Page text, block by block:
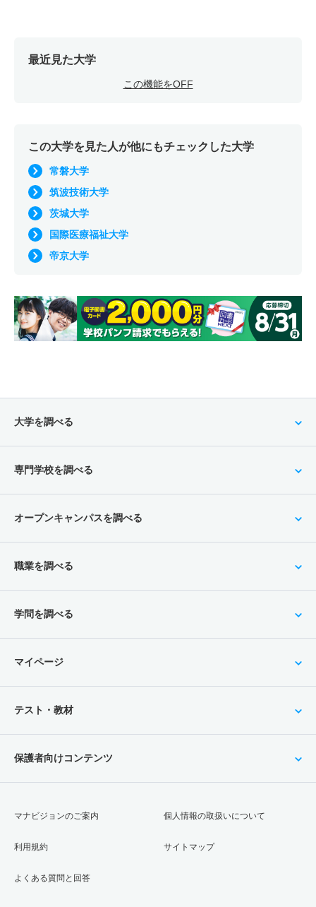
最近見た大学
この機能をOFF
この大学を見た人が他にもチェックした大学
常磐大学
筑波技術大学
茨城大学
国際医療福祉大学
帝京大学
大学を調べる
専門学校を調べる
オープンキャンパスを調べる
職業を調べる
学問を調べる
マイページ
テスト・教材
保護者向けコンテンツ
マナビジョンのご案内
利用規約
よくある質問と回答
個人情報の取扱いについて
サイトマップ